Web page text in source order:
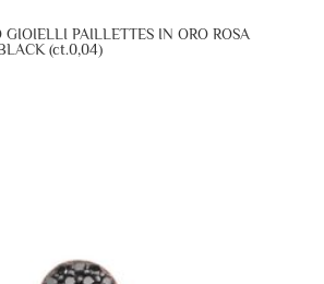
GIOIELLI PAILLETTES IN ORO ROSA
(ct.0,04)